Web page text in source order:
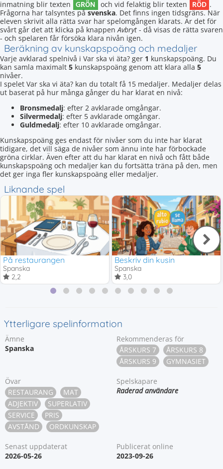
inmatning blir texten GRÖN och vid felaktig blir texten RÖD .
Frågorna har talsyntes påsvenska. Det finns ingen tidsgräns. När
eleven skrivit alla rätta svar har spelomgången klarats. Är det för
svårt går det att klicka på knappenAvbryt - då visas de rätta svaren
- och spelaren får försöka klara nivån igen.
Beräkning av kunskapspoäng och medaljer
Varje avklarad spelnivå i Var ska vi äta? ger 1 kunskapspoäng. Du
kan samla maximalt 5 kunskapspoäng genom att klara alla 5
nivåer.
I spelet Var ska vi äta? kan du totalt få 15 medaljer. Medaljer delas
ut baserat på hur många gånger du har klarat en nivå:
Bronsmedalj: efter 2 avklarade omgångar.
Silvermedalj: efter 5 avklarade omgångar.
Guldmedalj: efter 10 avklarade omgångar.
Kunskapspoäng ges endast för nivåer som du inte har klarat
tidigare, det vill säga de nivåer som ännu inte har förbockade
gröna cirklar. Även efter att du har klarat en nivå och fått både
kunskapspoäng och medaljer kan du fortsätta träna på den, men
det ger inga fler kunskapspoäng eller medaljer.
Liknande spel
På restaurangen
Spanska
2,2
Beskriv din kusin
Spanska
3,0
Ytterligare spelinformation
Ämne
Spanska
Rekommenderas för
ÅRSKURS 7
ÅRSKURS 8
ÅRSKURS 9
GYMNASIET
Övar
RESTAURANG
MAT
ADJEKTIV
SUPERLATIV
SERVICE
PRIS
AVSTÅND
ORDKUNSKAP
Spelskapare
Raderad användare
Senast uppdaterat
2026-05-26
Publicerat online
2023-09-26